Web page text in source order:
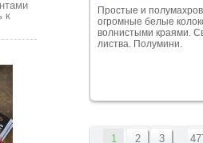
к
Простые и
огромные белые
волнистыми краями.
листва. Полумини.
1 2 3